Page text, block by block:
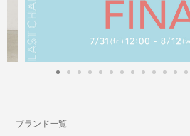
ブランド一覧